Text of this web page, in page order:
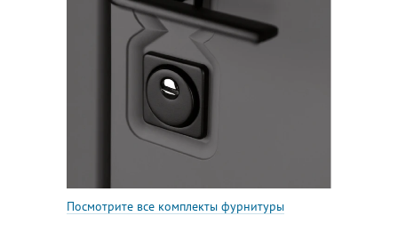
Посмотрите все комплекты фурнитуры